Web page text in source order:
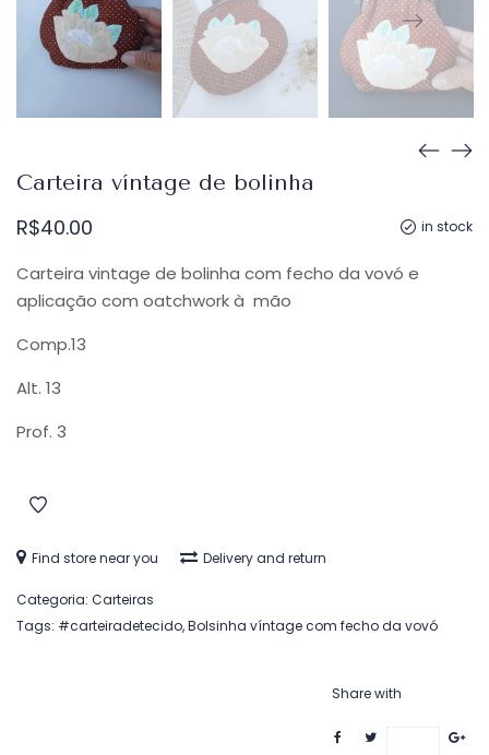
Carteira víntage de bolinha
in stock
R$40.00
Carteira vintage de bolinha com fecho da vovó e
aplicação com oatchwork à mão
Comp.13
Alt. 13
Prof. 3
Find store near you Delivery and return
Categoria: Carteiras
Tags: #carteiradetecido,Bolsinha víntage com fecho da vovó
Share with